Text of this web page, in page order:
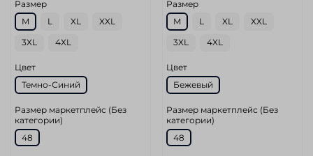
Размер
M
L XL XXL
3XL 4XL
Цвет
Темно-Синий
Размер маркетплейс (Без
категории)
48
Размер
M
L XL XXL
3XL 4XL
Цвет
Бежевый
Размер маркетплейс (Без
категории)
48